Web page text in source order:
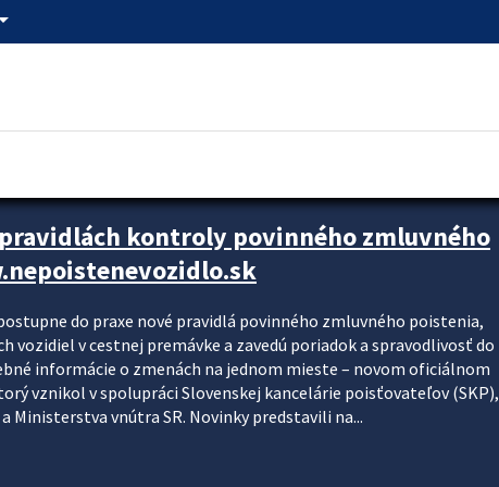
pravidlách kontroly povinného zmluvného
do praxe nové pravidlá povinného zmluvného poistenia,
v cestnej premávke a zavedú poriadok a spravodlivosť do
informácie o zmenách na jednom mieste – novom oficiálnom
vznikol v spolupráci Slovenskej kancelárie poisťovateľov (SKP),
Ministerstva vnútra SR. Novinky predstavili na...